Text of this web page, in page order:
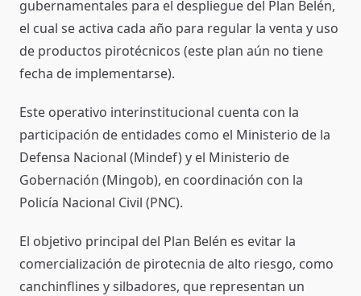
gubernamentales para el despliegue del Plan Belén,
el cual se activa cada año para regular la venta y uso
de productos pirotécnicos (este plan aún no tiene
fecha de implementarse).
Este operativo interinstitucional cuenta con la
participación de entidades como el Ministerio de la
Defensa Nacional (Mindef) y el Ministerio de
Gobernación (Mingob), en coordinación con la
Policía Nacional Civil (PNC).
El objetivo principal del Plan Belén es evitar la
comercialización de pirotecnia de alto riesgo, como
canchinflines y silbadores, que representan un